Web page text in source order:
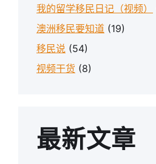
我的留学移民日记（视频）
澳洲移民要知道 (19)
移民说 (54)
视频干货 (8)
最新文章